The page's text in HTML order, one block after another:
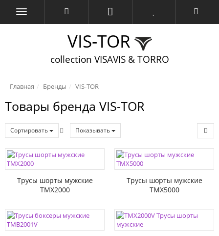
VIS-TOR
collection VISAVIS & TORRO
Главная Бренды VIS-TOR
Товары бренда VIS-TOR
Сортировать Показывать
Трусы шорты мужские
TMX2000
Трусы шорты мужские
TMX5000